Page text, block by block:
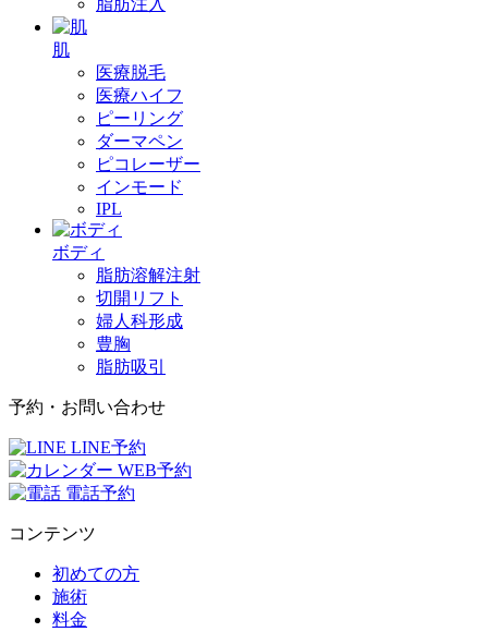
脂肪注入
肌
医療脱毛
医療ハイフ
ピーリング
ダーマペン
ピコレーザー
インモード
IPL
ボディ
脂肪溶解注射
切開リフト
婦人科形成
豊胸
脂肪吸引
予約・お問い合わせ
LINE予約
WEB予約
電話予約
コンテンツ
初めての方
施術
料金